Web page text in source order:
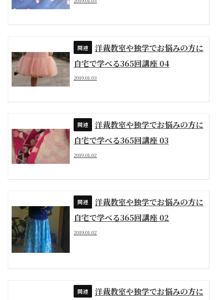
洋裁教室や独学でお悩みの方に
自宅で学べる365回講座 04
2019.01.03
洋裁教室や独学でお悩みの方に
自宅で学べる365回講座 03
2019.01.02
洋裁教室や独学でお悩みの方に
自宅で学べる365回講座 02
2019.01.02
洋裁教室や独学でお悩みの方に